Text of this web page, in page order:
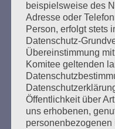
der
Beiträge
beispielsweise des
Adresse oder
Person, erfolgt stets
Datenschutz-
Übereinstimmung
Komitee geltenden
Öffentlichkeit über
uns erhobenen,